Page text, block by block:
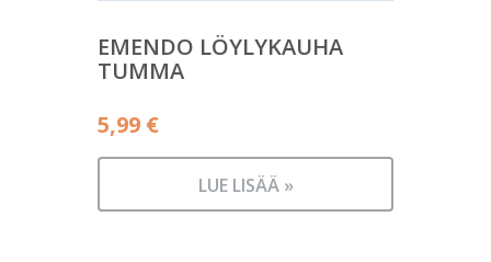
EMENDO LÖYLYKAUHA
TUMMA
5,99 €
LUE LISÄÄ »